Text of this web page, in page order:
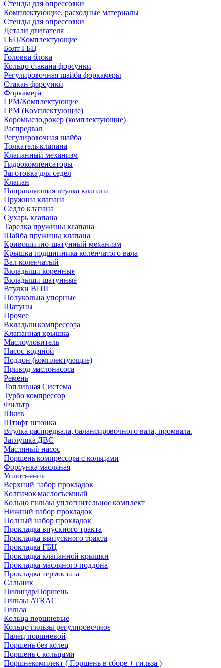
Стенды для опрессовки
Комплектующие, расходные материалы
Стенды для опрессовки
Детали двигателя
ГБЦ/Комплектующие
Болт ГБЦ
Головка блока
Кольцо стакана форсунки
Регулировочная шайба форкамеры
Стакан форсунки
Форкамера
ГРМ/Комплектующие
ГРМ (Комплектующие)
Коромысло,рокер (комплектующие)
Распредвал
Регулировочная шайба
Толкатель клапана
Клапанный механизм
Гидрокомпенсаторы
Заготовка для седел
Клапан
Направляющая втулка клапана
Пружина клапана
Седло клапана
Сухарь клапана
Тарелка пружины клапана
Шайба пружины клапана
Кривошипно-шатунный механизм
Крышка подшипника коленчатого вала
Вал коленчатый
Вкладыши коренные
Вкладыши шатунные
Втулки ВГШ
Полукольца упорные
Шатуны
Прочее
Вкладыш компрессора
Клапанная крышка
Маслоуловитель
Насос водяной
Поддон (комплектующие)
Привод маслонасоса
Ремень
Топливная Система
Турбо компрессор
Фильтр
Шкив
Штифт шпонка
Втулка распредвала, балансировочного вала, промвала.
Заглушка ДВС
Масляный насос
Поршень компрессора с кольцами
Форсунка масляная
Уплотнения
Верхний набор прокладок
Колпачок маслосъемный
Кольцо гильзы уплотнительное комплект
Нижний набор прокладок
Полный набор прокладок
Прокладка впускного тракта
Прокладка выпускного тракта
Прокладка ГБЦ
Прокладка клапанной крышки
Прокладка масляного поддона
Прокладка термостата
Сальник
Цилиндр/Поршень
Гильзы ATRAC
Гильза
Кольца поршневые
Кольцо гильзы регулировочное
Палец поршневой
Поршень без колец
Поршень с кольцами
Поршнекомплект ( Поршень в сборе + гильза )